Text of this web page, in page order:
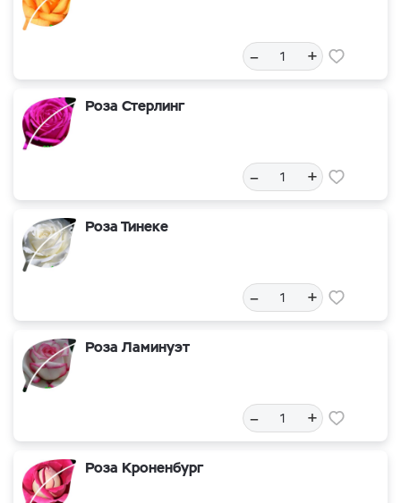
– +
Роза Стерлинг
– +
Роза Тинеке
– +
Роза Ламинуэт
– +
Роза Кроненбург